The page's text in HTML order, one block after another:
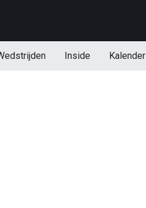
Inside Kalender